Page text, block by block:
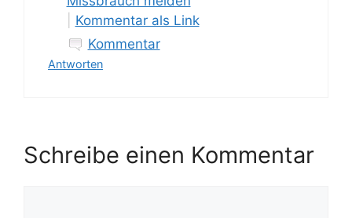
Kommentar als Link
Kommentar
Antworten
Schreibe einen Kommentar